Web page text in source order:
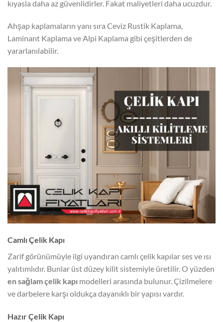
kıyasla daha az güvenlidirler. Fakat maliyetleri daha ucuzdur.
Ahşap kaplamaların yanı sıra Ceviz Rustik Kaplama,
Laminant Kaplama ve Alpi Kaplama gibi çeşitlerden de
yararlanılabilir.
Camlı Çelik Kapı
Zarif görünümüyle ilgi uyandıran camlı çelik kapılar ses ve ısı
yalıtımlıdır. Bunlar üst düzey kilit sistemiyle üretilir. O yüzden
en sağlam çelik kapı modelleri arasında bulunur. Çizilmelere
ve darbelere karşı oldukça dayanıklı bir yapısı vardır.
Hazır Çelik Kapı